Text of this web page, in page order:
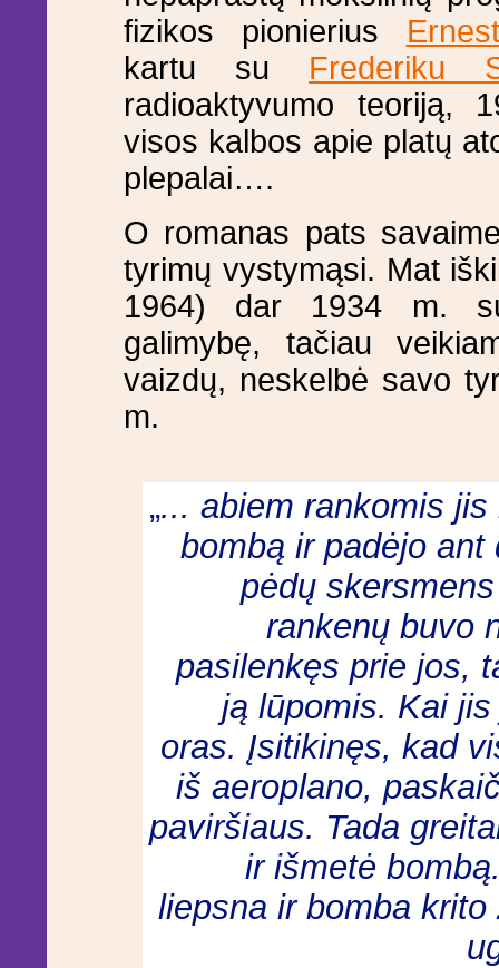
fizikos pionierius
kartu su Frederiku
radioaktyvumo teoriją,
visos kalbos apie platų
plepalai….
O romanas pats
tyrimų vystymąsi. Mat
1964) dar 1934 m.
galimybę, tačiau
vaizdų, neskelbė savo
m.
„... abiem rankomis
bombą ir padėjo
pėdų
rankenų buvo
pasilenkęs prie jos,
ją lūpomis. Kai
oras. Įsitikinęs, kad
iš aeroplano,
paviršiaus. Tada
ir išmetė
liepsna ir bomba